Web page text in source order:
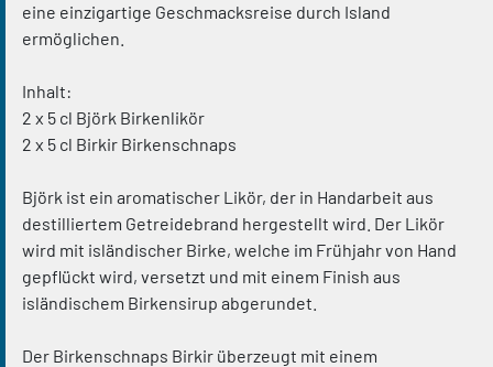
eine einzigartige Geschmacksreise durch Island
ermöglichen.
Inhalt:
2 x 5 cl Björk Birkenlikör
2 x 5 cl Birkir Birkenschnaps
Björk ist ein aromatischer Likör, der in Handarbeit aus
destilliertem Getreidebrand hergestellt wird. Der Likör
wird mit isländischer Birke, welche im Frühjahr von Hand
gepflückt wird, versetzt und mit einem Finish aus
isländischem Birkensirup abgerundet.
Der Birkenschnaps Birkir überzeugt mit einem